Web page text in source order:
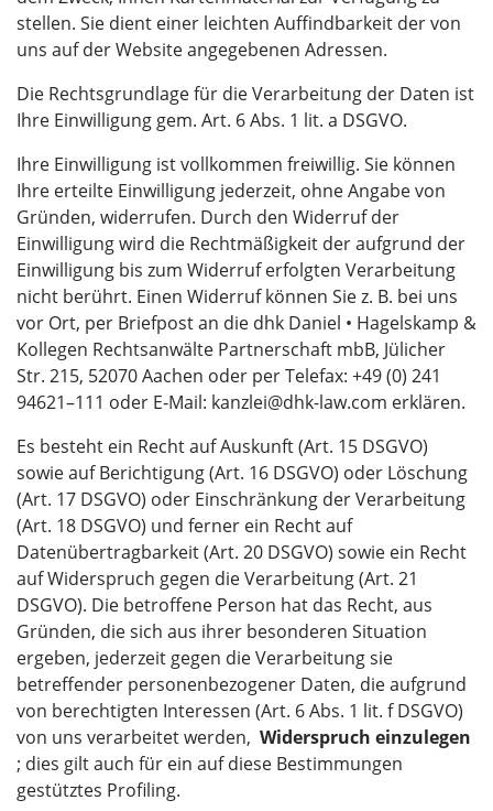
stellen. Sie dient einer leichten Auffindbarkeit der von
uns auf der Website angegebenen Adressen.
Die Rechtsgrundlage für die Verarbeitung der Daten ist
Ihre Einwilligung gem. Art. 6 Abs. 1 lit. a DSGVO.
Ihre Einwilligung ist vollkommen freiwillig. Sie können
Ihre erteilte Einwilligung jederzeit, ohne Angabe von
Gründen, widerrufen. Durch den Widerruf der
Einwilligung wird die Rechtmäßigkeit der aufgrund der
Einwilligung bis zum Widerruf erfolgten Verarbeitung
nicht berührt. Einen Widerruf können Sie z. B. bei uns
vor Ort, per Briefpost an die dhk Daniel • Hagelskamp &
Kollegen Rechtsanwälte Partnerschaft mbB, Jülicher
Str. 215, 52070 Aachen oder per Telefax: +49 (0) 241
94621–111 oder E‑Mail: kanzlei@dhk-law.com erklären.
Es besteht ein Recht auf Auskunft (Art. 15 DSGVO)
sowie auf Berichtigung (Art. 16 DSGVO) oder Löschung
(Art. 17 DSGVO) oder Einschränkung der Verarbeitung
(Art. 18 DSGVO) und ferner ein Recht auf
Datenübertragbarkeit (Art. 20 DSGVO) sowie ein Recht
auf Widerspruch gegen die Verarbeitung (Art. 21
DSGVO). Die betroffene Person hat das Recht, aus
Gründen, die sich aus ihrer besonderen Situation
ergeben, jederzeit gegen die Verarbeitung sie
betreffender personenbezogener Daten, die aufgrund
von berechtigten Interessen (Art. 6 Abs. 1 lit. f DSGVO)
von uns verarbeitet werden, Widerspruch einzulegen
; dies gilt auch für ein auf diese Bestimmungen
gestütztes Profiling.